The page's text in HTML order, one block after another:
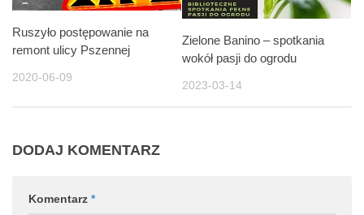
Ruszyło postępowanie na
remont ulicy Pszennej
2020-06-09
Zielone Banino – spotkania
wokół pasji do ogrodu
2023-03-14
DODAJ KOMENTARZ
Komentarz *